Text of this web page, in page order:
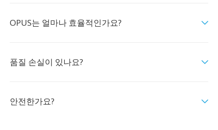
OPUS는 얼마나 효율적인가요?
품질 손실이 있나요?
안전한가요?